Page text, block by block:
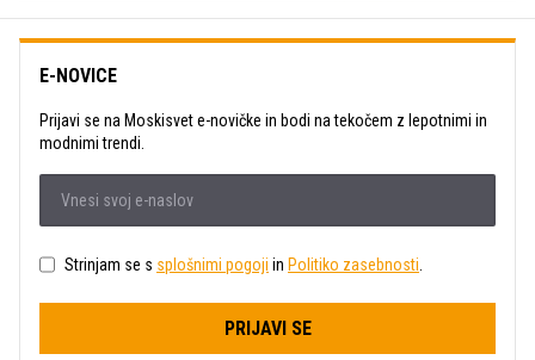
E-NOVICE
Prijavi se na Moskisvet e-novičke in bodi na tekočem z lepotnimi in
modnimi trendi.
Strinjam se s splošnimi pogoji in Politiko zasebnosti
PRIJAVI SE